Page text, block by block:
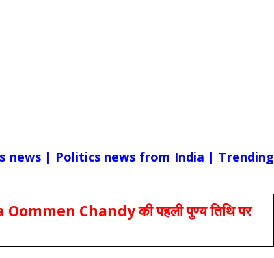
news | Politics news from India | Trending
Chandy की पहली पुण्य तिथि पर